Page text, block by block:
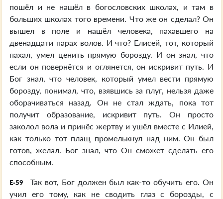
пошёл и не нашёл в богословских школах, и там в
больших школах того времени. Что же он сделал? Он
вышел в поле и нашёл человека, пахавшего на
двенадцати парах волов. И что? Елисей, тот, который
пахал, умел ценить прямую борозду. И он знал, что
если он повернётся и оглянется, он искривит путь. И
Бог знал, что человек, который умел вести прямую
борозду, понимал, что, взявшись за плуг, нельзя даже
оборачиваться назад. Он не стал ждать, пока тот
получит образование, искривит путь. Он просто
заколол вола и принёс жертву и ушёл вместе с Илией,
как только тот плащ промелькнул над ним. Он был
готов, желал. Бог знал, что Он сможет сделать его
способным.
E-59
Так вот, Бог должен был как-то обучить его. Он
учил его тому, как не сводить глаз с борозды, с